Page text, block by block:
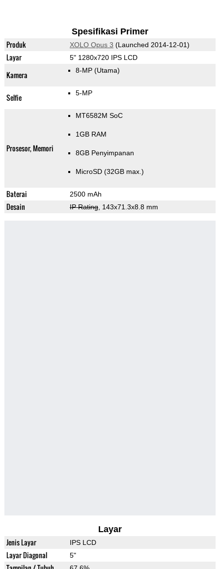
Spesifikasi Primer
Produk XOLO Opus 3 (Launched 2014-12-01)
Layar 5" 1280x720 IPS LCD
Kamera 8-MP (Utama)
Selfie 5-MP
Prosesor, Memori
MT6582M SoC
1GB RAM
8GB Penyimpanan
MicroSD (32GB max.)
Baterai 2500 mAh
Desain IP Rating, 143x71.3x8.8 mm
Layar
Jenis Layar IPS LCD
Layar Diagonal 5"